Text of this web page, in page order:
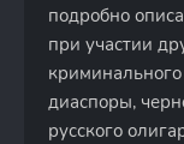
подробно
при участии
диаспоры,
русского